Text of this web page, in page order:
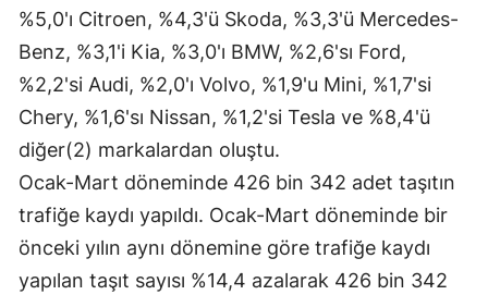
Aksaray
Bayburt
Karaman
Kırıkkale
Batman
Şırnak
%5,0'ı Citroen, %4,3'ü Skoda, %3,3'ü Mercedes-
Benz, %3,1'i Kia, %3,0'ı BMW, %2,6'sı Ford,
%2,2'si Audi, %2,0'ı Volvo, %1,9'u Mini, %1,7'si
Chery, %1,6'sı Nissan, %1,2'si Tesla ve %8,4'ü
diğer(2) markalardan oluştu.
Ocak-Mart döneminde 426 bin 342 adet taşıtın
trafiğe kaydı yapıldı. Ocak-Mart döneminde bir
önceki yılın aynı dönemine göre trafiğe kaydı
yapılan taşıt sayısı %14,4 azalarak 426 bin 342